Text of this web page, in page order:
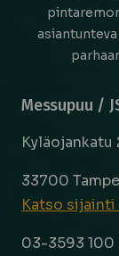
Messupuu /
Kyläojankatu
33700
Katso sijainti
03-3593 100